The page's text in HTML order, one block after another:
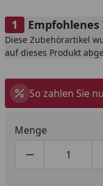
Diese Zubehörartikel
auf dieses Produkt
So zahlen Sie
Menge
Produktmenge